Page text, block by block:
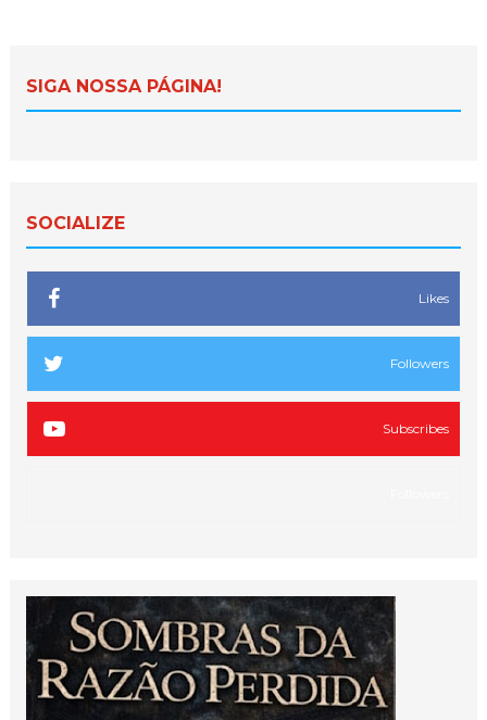
SIGA NOSSA PÁGINA!
SOCIALIZE
Likes
Followers
Subscribes